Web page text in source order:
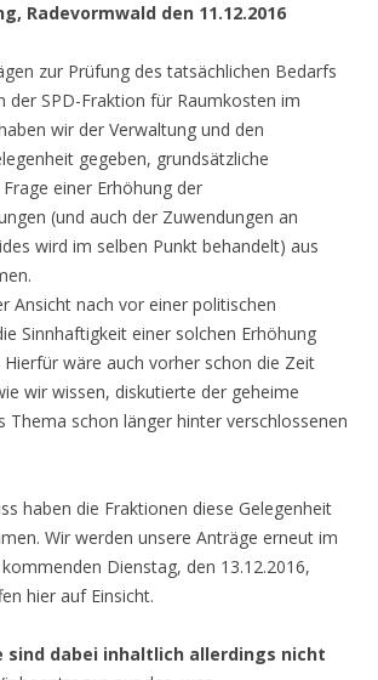
Radevormwald den 11.12.2016
zur Prüfung des tatsächlichen Bedarfs
der SPD-Fraktion für Raumkosten im
wir der Verwaltung und den
gegeben, grundsätzliche
einer Erhöhung der
(und auch der Zuwendungen an
wird im selben Punkt behandelt) aus
Ansicht nach vor einer politischen
Sinnhaftigkeit einer solchen Erhöhung
wäre auch vorher schon die Zeit
wir wissen, diskutierte der geheime
Thema schon länger hinter verschlossenen
haben die Fraktionen diese Gelegenheit
Wir werden unsere Anträge erneut im
Dienstag, den 13.12.2016,
hier auf Einsicht.
sind dabei inhaltlich allerdings nicht